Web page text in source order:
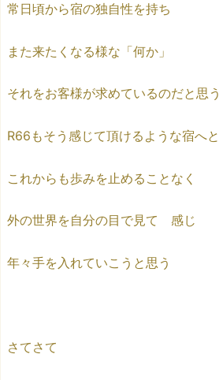
常日頃から宿の独自性を持ち
また来たくなる様な「何か」
それをお客様が求めているのだと思う
R66もそう感じて頂けるような宿へと
これからも歩みを止めることなく
外の世界を自分の目で見て 感じ
年々手を入れていこうと思う
さてさて